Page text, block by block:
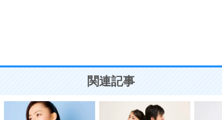
ことが大切。
関連記事